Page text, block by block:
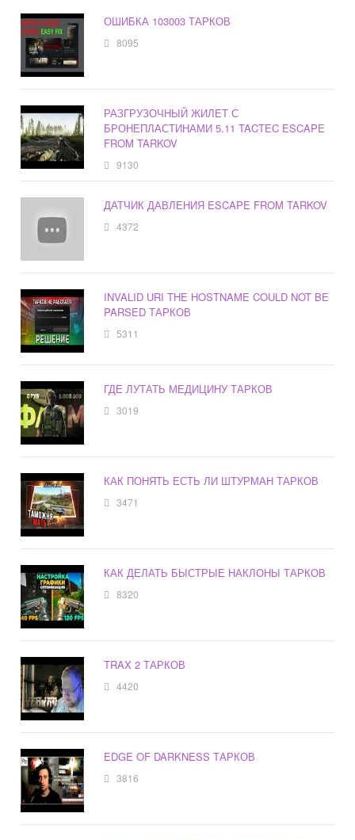
ОШИБКА 103003 ТАРКОВ
8095
РАЗГРУЗОЧНЫЙ ЖИЛЕТ С
БРОНЕПЛАСТИНАМИ 5.11 TACTEC ESCAPE
FROM TARKOV
9130
ДАТЧИК ДАВЛЕНИЯ ESCAPE FROM TARKOV
4372
INVALID URI THE HOSTNAME COULD NOT BE
PARSED ТАРКОВ
5311
ГДЕ ЛУТАТЬ МЕДИЦИНУ ТАРКОВ
3019
КАК ПОНЯТЬ ЕСТЬ ЛИ ШТУРМАН ТАРКОВ
3471
КАК ДЕЛАТЬ БЫСТРЫЕ НАКЛОНЫ ТАРКОВ
8320
TRAX 2 ТАРКОВ
4420
EDGE OF DARKNESS ТАРКОВ
3816